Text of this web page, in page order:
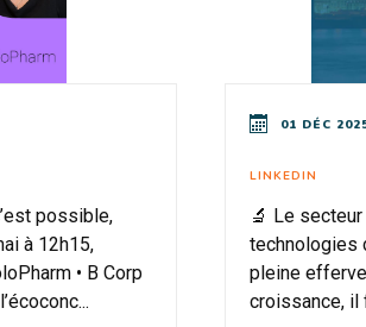
possible,
à 12h15,
• B Corp
01 DÉC
LINKEDIN
🔬 Le
technologies
pleine
croissance, il